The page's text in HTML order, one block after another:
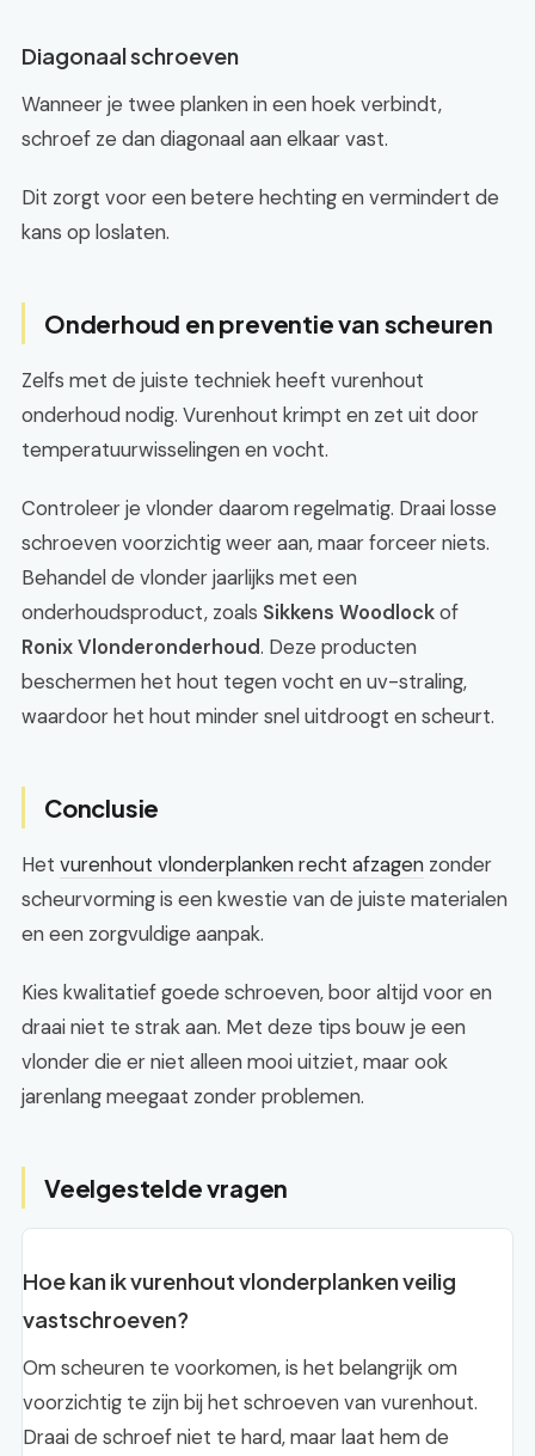
Diagonaal schroeven
Wanneer je twee planken in een hoek verbindt,
schroef ze dan diagonaal aan elkaar vast.
Dit zorgt voor een betere hechting en vermindert de
kans op loslaten.
Onderhoud en preventie van scheuren
Zelfs met de juiste techniek heeft vurenhout
onderhoud nodig. Vurenhout krimpt en zet uit door
temperatuurwisselingen en vocht.
Controleer je vlonder daarom regelmatig. Draai losse
schroeven voorzichtig weer aan, maar forceer niets.
Behandel de vlonder jaarlijks met een
onderhoudsproduct, zoals Sikkens Woodlockof
Ronix Vlonderonderhoud. Deze producten
beschermen het hout tegen vocht en uv-straling,
waardoor het hout minder snel uitdroogt en scheurt.
Conclusie
Het vurenhout vlonderplanken recht afzagen zonder
scheurvorming is een kwestie van de juiste materialen
en een zorgvuldige aanpak.
Kies kwalitatief goede schroeven, boor altijd voor en
draai niet te strak aan. Met deze tips bouw je een
vlonder die er niet alleen mooi uitziet, maar ook
jarenlang meegaat zonder problemen.
Veelgestelde vragen
Hoe kan ik vurenhout vlonderplanken veilig
vastschroeven?
Om scheuren te voorkomen, is het belangrijk om
voorzichtig te zijn bij het schroeven van vurenhout.
Draai de schroef niet te hard, maar laat hem de